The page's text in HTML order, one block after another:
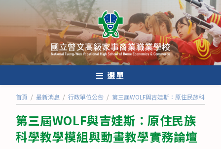
內
選單
首頁 / 最新消息 / 行政單位公告 / 第三屆WOLF與吉娃斯：原住民族科學教
第三屆WOLF與吉娃斯：原住民族
科學教學模組與動畫教學實務論壇